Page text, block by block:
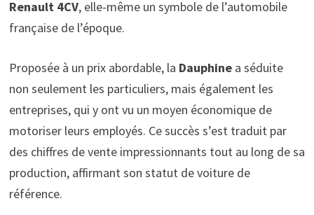
Renault 4CV, elle-même un symbole de l’automobile
française de l’époque.
Proposée à un prix abordable, la Dauphinea séduite
non seulement les particuliers, mais également les
entreprises, qui y ont vu un moyen économique de
motoriser leurs employés. Ce succès s’est traduit par
des chiffres de vente impressionnants tout au long de sa
production, affirmant son statut de voiture de
référence.